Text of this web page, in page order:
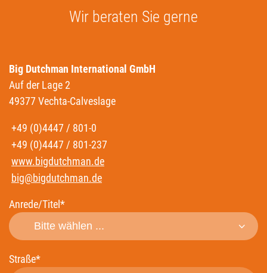
Wir beraten Sie gerne
Big Dutchman International GmbH
Auf der Lage 2
49377 Vechta-Calveslage
+49 (0)4447 / 801-0
+49 (0)4447 / 801-237
www.bigdutchman.de
big@bigdutchman.de
Anrede/Titel*
Straße*